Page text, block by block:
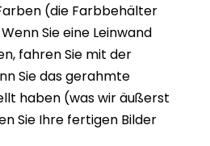
(die Farbbehälter
Sie eine Leinwand
fahren Sie mit der
Sie das gerahmte
haben (was wir äußerst
Sie Ihre fertigen Bilder